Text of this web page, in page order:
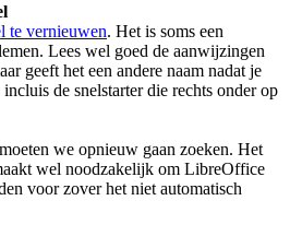
te vernieuwen. Het is soms een
Lees wel goed de aanwijzingen
geeft het een andere naam nadat je
de snelstarter die rechts onder op
we opnieuw gaan zoeken. Het
wel noodzakelijk om LibreOffice
voor zover het niet automatisch